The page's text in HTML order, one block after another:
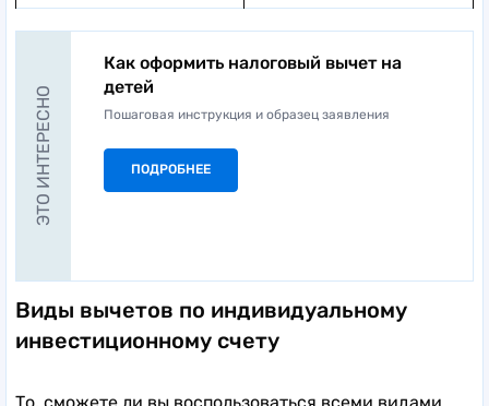
ЭТО ИНТЕРЕСНО
Как оформить налоговый вычет на
детей
Пошаговая инструкция и образец заявления
ПОДРОБНЕЕ
Виды вычетов по индивидуальному
инвестиционному счету
То, сможете ли вы воспользоваться всеми видами